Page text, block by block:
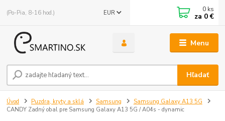
Menu
EUR
Hľadať
(Po-Pia, 8-16 hod.) 0 ks
za 0 €
Úvod Puzdra, kryty a sklá Samsung
Samsung Galaxy A13 5G
CANDY Zadný obal pre Samsung Galaxy A13 5G / A04s - dynamic